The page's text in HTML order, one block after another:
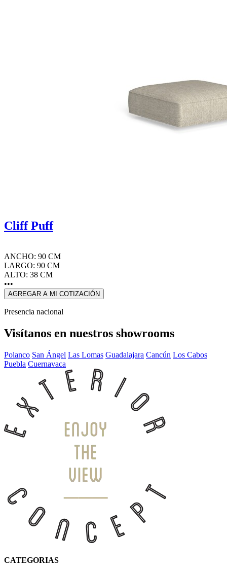
Cliff Puff
ANCHO: 90 CM
LARGO: 90 CM
ALTO: 38 CM
•••
AGREGAR A MI COTIZACIÓN
Presencia nacional
Visítanos en nuestros showrooms
Polanco San Ángel Las Lomas Guadalajara Cancún Los Cabos
Puebla Cuernavaca
CATEGORIAS